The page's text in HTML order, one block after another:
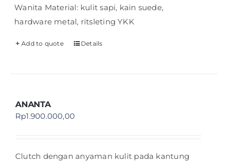
Wanita Material: kulit sapi, kain suede,
hardware metal, ritsleting YKK
Add to quote Details
ANANTA
Rp1.900.000,00
Clutch dengan anyaman kulit pada kantung